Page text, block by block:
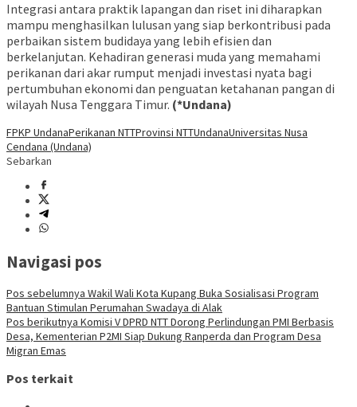
Integrasi antara praktik lapangan dan riset ini diharapkan
mampu menghasilkan lulusan yang siap berkontribusi pada
perbaikan sistem budidaya yang lebih efisien dan
berkelanjutan. Kehadiran generasi muda yang memahami
perikanan dari akar rumput menjadi investasi nyata bagi
pertumbuhan ekonomi dan penguatan ketahanan pangan di
wilayah Nusa Tenggara Timur. (*Undana)
FPKP UndanaPerikanan NTTProvinsi NTTUndanaUniversitas Nusa
Cendana (Undana)
Sebarkan
Navigasi pos
Pos sebelumnya Wakil Wali Kota Kupang Buka Sosialisasi Program
Bantuan Stimulan Perumahan Swadaya di Alak
Pos berikutnya Komisi V DPRD NTT Dorong Perlindungan PMI Berbasis
Desa, Kementerian P2MI Siap Dukung Ranperda dan Program Desa
Migran Emas
Pos terkait